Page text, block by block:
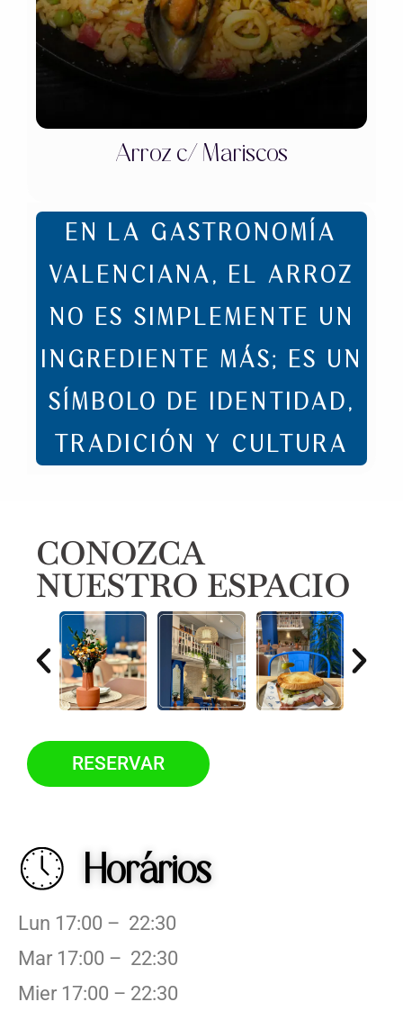
Arroz c/ Mariscos
EN LA GASTRONOMÍA
VALENCIANA, EL ARROZ
NO ES SIMPLEMENTE UN
INGREDIENTE MÁS; ES UN
SÍMBOLO DE IDENTIDAD,
TRADICIÓN Y CULTURA
CONOZCA
NUESTRO ESPACIO
RESERVAR
Horários
Lun 17:00 – 22:30
Mar 17:00 – 22:30
Mier 17:00 – 22:30